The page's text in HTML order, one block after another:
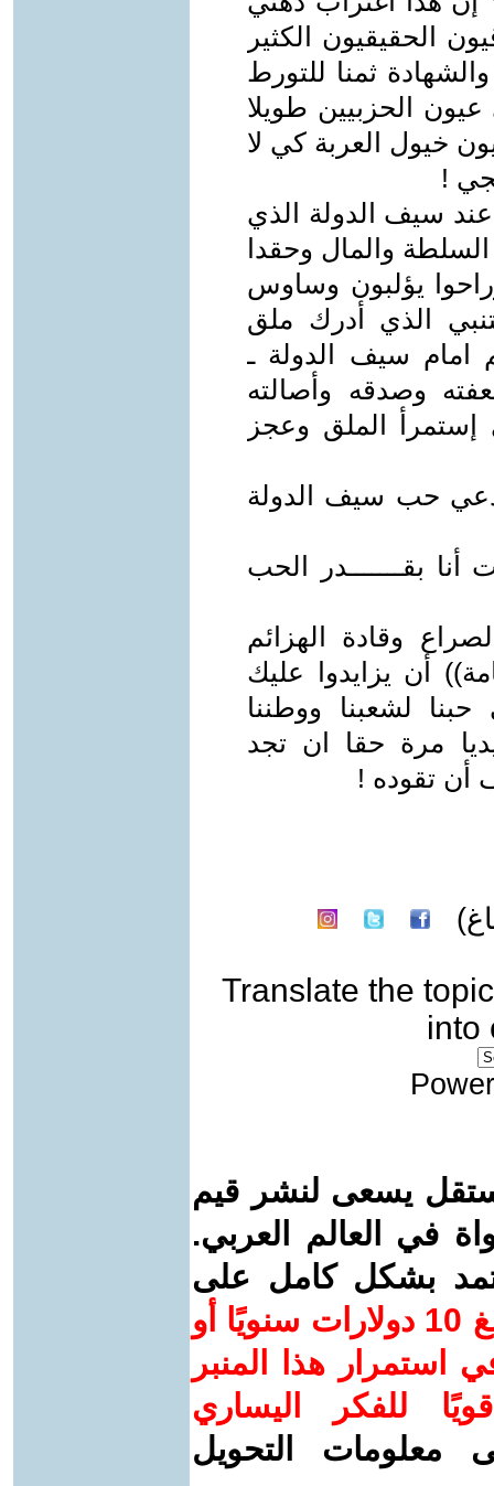
الحقيقيون الكثير
ثمنا للتورط
الحزبيين طويلا
خيول العربة كي لا
!
سيف الدولة الذي
السلطة والمال وحقدا
يؤلبون وساوس
الذي أدرك ملق
امام سيف الدولة ـ
وصدقه وأصالته
الملق وعجز
حب سيف الدولة
بقـــــــدر الحب
وقادة الهزائم
أن يزايدوا عليك
لشعبنا ووطننا
مرة حقا ان تجد
أن تقوده !
Translate the topic
into
يسعى لنشر قيم
في العالم العربي.
بشكل كامل على
ساهم/ي معنا! بدعمكم بمبلغ 10 دولارات سنويًا أو
استمرار هذا المنبر
للفكر اليساري
معلومات التحويل